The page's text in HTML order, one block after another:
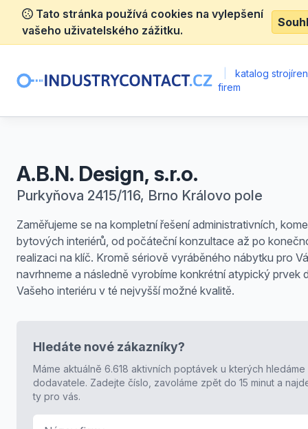
Tato stránka používá cookies na vylepšení
vašeho uživatelského zážitku.
katalog
firem
A.B.N. Design, s.r.o.
Purkyňova 2415/116, Brno Královo pole
Zaměřujeme se na kompletní řešení administrativních,
bytových interiérů, od počáteční konzultace až po
realizaci na klíč. Kromě sériově vyráběného nábytku pro
navrhneme a následně vyrobíme konkrétní atypický prvek
Vašeho interiéru v té nejvyšší možné kvalitě.
Hledáte nové zákazníky?
Máme aktuálně 6.618 aktivních poptávek u kterých hledáme
dodavatele. Zadejte číslo, zavoláme zpět do 15 minut a
ty pro vás.